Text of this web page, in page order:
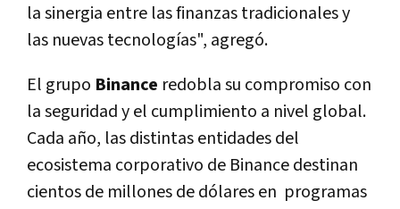
la sinergia entre las finanzas tradicionales y
las nuevas tecnologías", agregó.
El grupo Binance redobla su compromiso con
la seguridad y el cumplimiento a nivel global.
Cada año, las distintas entidades del
ecosistema corporativo de Binance destinan
cientos de millones de dólares en programas